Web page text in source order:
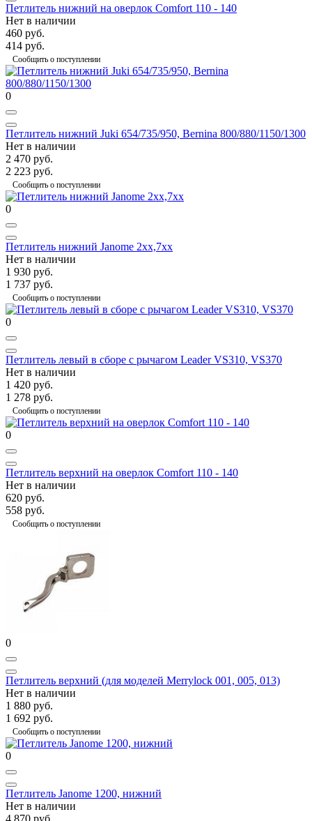
Петлитель нижний на оверлок Comfort 110 - 140
Нет в наличии
460 руб.
414 руб.
Сообщить о поступлении
0
Петлитель нижний Juki 654/735/950, Bernina 800/880/1150/1300
Нет в наличии
2 470 руб.
2 223 руб.
Сообщить о поступлении
0
Петлитель нижний Janome 2xx,7xx
Нет в наличии
1 930 руб.
1 737 руб.
Сообщить о поступлении
0
Петлитель левый в сборе с рычагом Leader VS310, VS370
Нет в наличии
1 420 руб.
1 278 руб.
Сообщить о поступлении
0
Петлитель верхний на оверлок Comfort 110 - 140
Нет в наличии
620 руб.
558 руб.
Сообщить о поступлении
0
Петлитель верхний (для моделей Merrylock 001, 005, 013)
Нет в наличии
1 880 руб.
1 692 руб.
Сообщить о поступлении
0
Петлитель Janome 1200, нижний
Нет в наличии
4 870 руб.